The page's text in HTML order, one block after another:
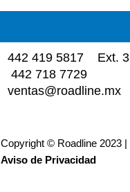
442 419 5817 Ext. 3
442 718 7729
ventas@roadline.mx
Copyright © Roadline 2023 |
Aviso de Privacidad